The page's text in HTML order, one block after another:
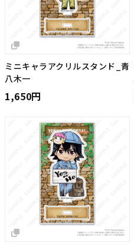
ミニキャラアクリルスタンド_青
八木一
1,650円